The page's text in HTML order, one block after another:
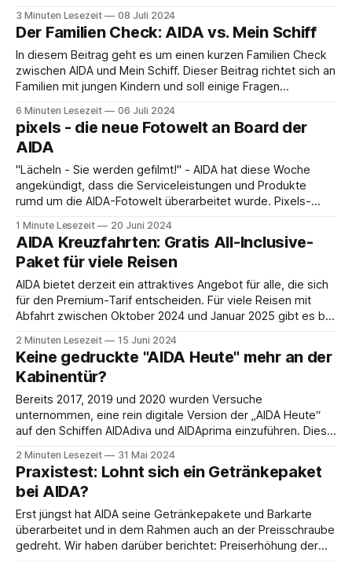
dich! Von Alesund bis Zakynthos bietet das
Sommerprogramm 2026 unzählige Traumziele. Und das
Beste:
3 Minuten Lesezeit 08 Juli 2024
Der Familien Check: AIDA vs. Mein Schiff
In diesem Beitrag geht es um einen kurzen Familien Check
zwischen AIDA und Mein Schiff. Dieser Beitrag richtet sich an
Familien mit jungen Kindern und soll einige Fragen
stellt. Darf ich mit meinem Kind ins Schwimmbad? AIDA: Es
gibt ein striktes Verbot
6 Minuten Lesezeit 06 Juli 2024
pixels - die neue Fotowelt an Board der
AIDA
"Lächeln - Sie werden gefilmt!" - AIDA hat diese Woche
angekündigt, dass die Serviceleistungen und Produkte
rumd um die AIDA-Fotowelt überarbeitet wurde. Pixels-
Urlaub"-Fotoflat kann man nach bezahltem Festpreis in der
AIDA-App (ab
1 Minute Lesezeit 20 Juni 2024
AIDA Kreuzfahrten: Gratis All-Inclusive-
Paket für viele Reisen
AIDA bietet derzeit ein attraktives Angebot für alle, die sich
für den Premium-Tarif entscheiden. Für viele Reisen mit
Abfahrt zwischen Oktober 2024 und Januar 2025 gibt es bei
Paket kostenlos dazu. Die Zugabe des AIDA ALL INCLUSIVE
Pakets gilt für
2 Minuten Lesezeit 15 Juni 2024
Keine gedruckte "AIDA Heute" mehr an der
Kabinentür?
Bereits 2017, 2019 und 2020 wurden Versuche
unternommen, eine rein digitale Version der „AIDA Heute“
auf den Schiffen AIDAdiva und AIDAprima einzuführen. Diese
Gästen, was zur Rückkehr der gedruckten Version führte.
Im Jahr 2022 wurde unseren Informationen nach auf der
AIDAcosma ein
2 Minuten Lesezeit 31 Mai 2024
Praxistest: Lohnt sich ein Getränkepaket
bei AIDA?
Erst jüngst hat AIDA seine Getränkepakete und Barkarte
überarbeitet und in dem Rahmen auch an der Preisschraube
gedreht. Wir haben darüber berichtet: Preiserhöhung der